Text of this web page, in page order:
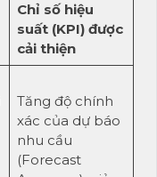
Chỉ số hiệu
suất (KPI) được
cải thiện
Tăng độ chính
xác của dự báo
nhu cầu
(Forecast